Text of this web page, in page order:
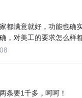
都满意就好，功能也确
，对美工的要求怎么样
条要1千多，呵呵！